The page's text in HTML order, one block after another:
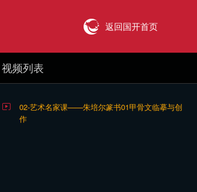
返回国开首页
视频列表
02-艺术名家课——朱培尔篆书01甲骨文临摹与创
作